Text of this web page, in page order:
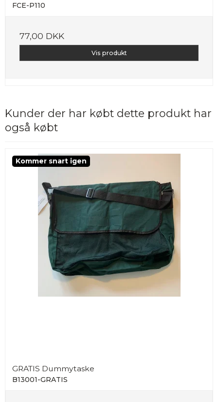
FCE-P110
77,00 DKK
Vis produkt
Kunder der har købt dette produkt har
også købt
Kommer snart igen
GRATIS Dummytaske
B13001-GRATIS